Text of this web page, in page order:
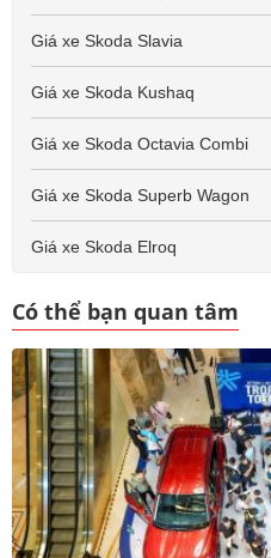
Giá xe Skoda Slavia
Giá xe Skoda Kushaq
Giá xe Skoda Octavia Combi
Giá xe Skoda Superb Wagon
Giá xe Skoda Elroq
Có thể bạn quan tâm